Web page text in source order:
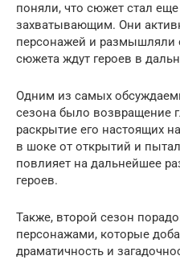
поняли, что сюжет стал
захватывающим. Они
персонажей и размышляли
сюжета ждут героев в
Одним из самых
сезона было возвращение
раскрытие его настоящих
в шоке от открытий и
повлияет на дальнейшее
героев.
Также, второй сезон
персонажами, которые
драматичность и